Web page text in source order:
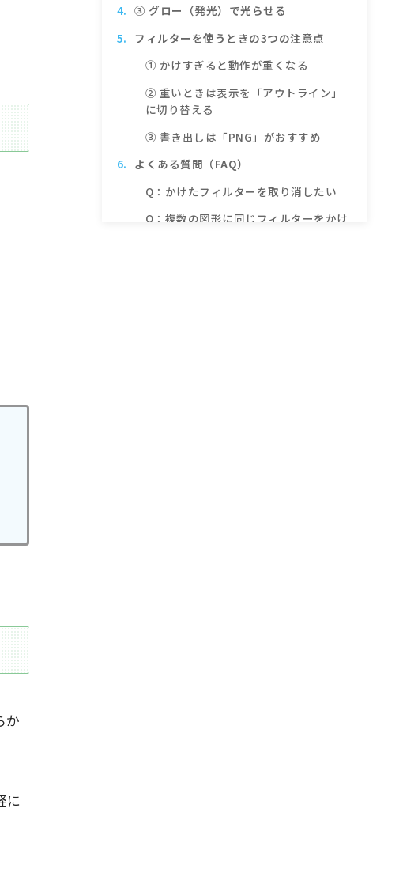
か
に
③ グロー（発光）で光らせる
フィルターを使うときの3つの注意点
① かけすぎると動作が重くなる
② 重いときは表示を「アウトライン」
に切り替える
③ 書き出しは「PNG」がおすすめ
よくある質問（FAQ）
Q：かけたフィルターを取り消したい
Q：複数の図形に同じフィルターをかけ